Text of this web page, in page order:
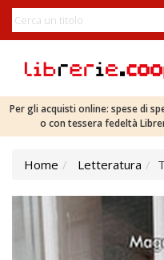
Per gli acquisti online: spese di
o con tessera fedeltà
Home Letteratura